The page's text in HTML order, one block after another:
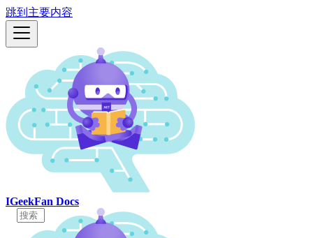
跳到主要内容
IGeekFan Docs